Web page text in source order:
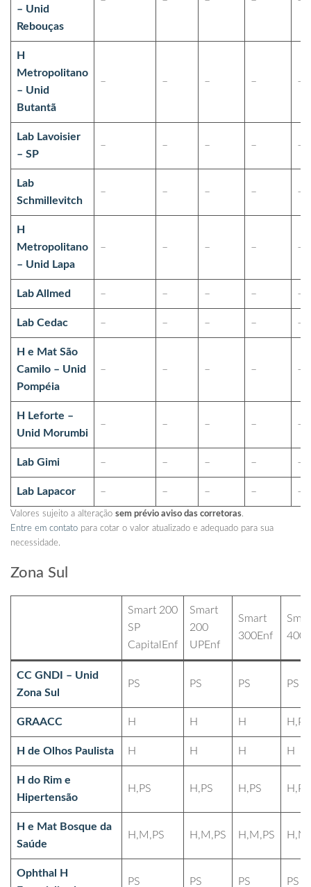
– Unid
Rebouças
H
Metropolitano
– Unid
Butantã
– – – – –
Lab Lavoisier
– SP
– – – – –
Lab
Schmillevitch
– – – – –
H
Metropolitano
– Unid Lapa
– – – – –
Lab Allmed – – – – –
Lab Cedac – – – – –
H e Mat São
Camilo – Unid
Pompéia
– – – – –
H Leforte –
Unid Morumbi
– – – – –
Lab Gimi – – – – –
Lab Lapacor – – – – –
Valores sujeito a alteração sem prévio aviso das corretoras.
Entre em contato para cotar o valor atualizado e adequado para sua
necessidade.
Zona Sul
Smart 200
SP
CapitalEnf
Smart
200
UPEnf
Smart
300Enf
CC GNDI – Unid
Zona Sul
PS PS PS PS
GRAACC H H H H,PS
H de Olhos Paulista H H H H
H do Rim e
Hipertensão
H,PS H,PS H,PS H,PS
H e Mat Bosque da
Saúde
H,M,PS H,M,PS H,M,PS
Ophthal H
PS PS PS PS